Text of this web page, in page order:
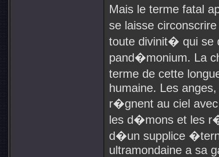
Mais le terme fatal
se laisse
toute divinit� qui
pand�monium. La
terme de cette
humaine. Les
r�gnent au ciel
les d�mons et les
d�un supplice
ultramondaine a sa